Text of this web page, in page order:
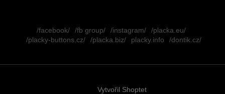
/facebook/ /fb group/ /instagram/
/placka.eu/
/placky-buttons.cz/
/placka.biz/ placky.info /dontik.cz/
Vytvořil Shoptet